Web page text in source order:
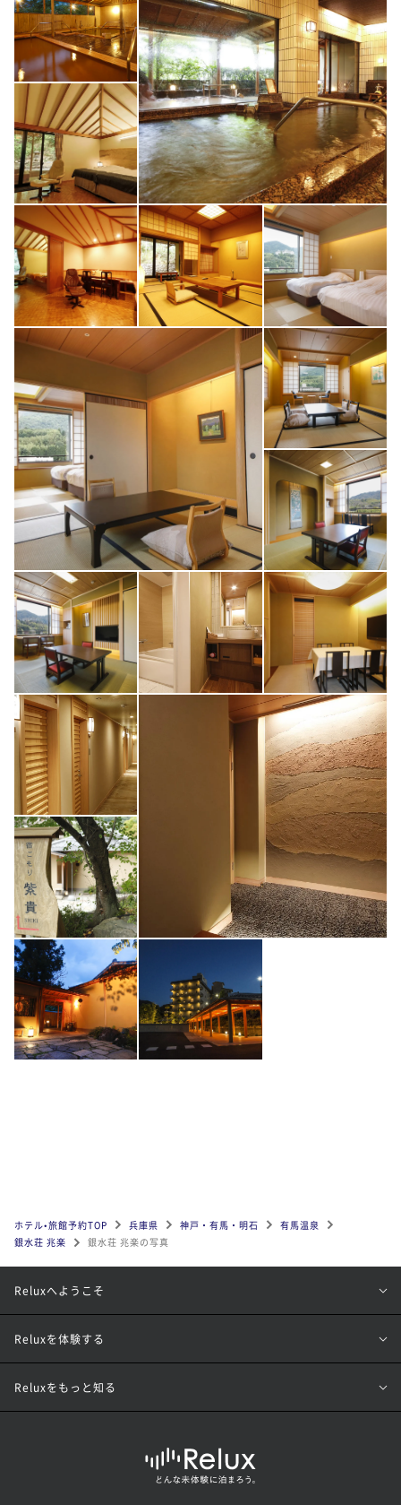
ホテル•旅館予約TOP 兵庫県 神戸・有馬・明石
有馬温泉
銀水荘 兆楽
銀水荘 兆楽の写真
Reluxへようこそ
Reluxを体験する
Reluxをもっと知る